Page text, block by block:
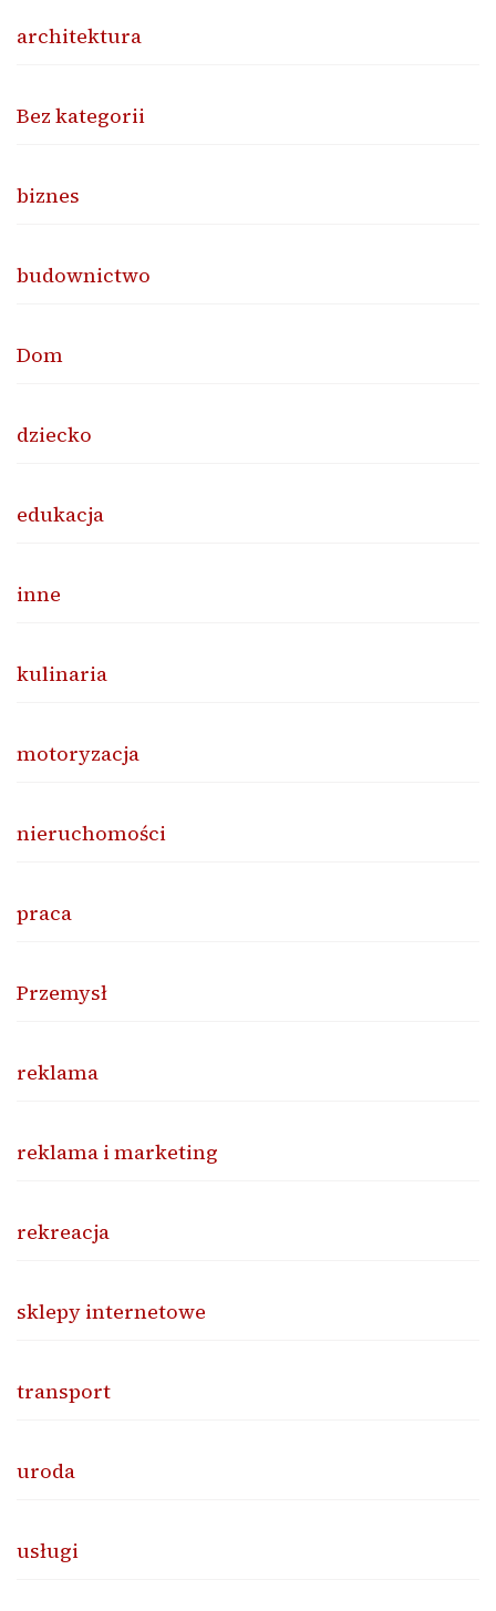
architektura
Bez kategorii
biznes
budownictwo
Dom
dziecko
edukacja
inne
kulinaria
motoryzacja
nieruchomości
praca
Przemysł
reklama
reklama i marketing
rekreacja
sklepy internetowe
transport
uroda
usługi